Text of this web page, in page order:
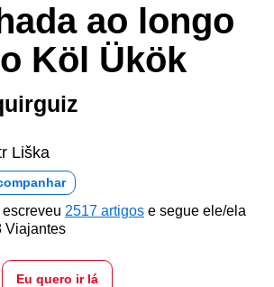
ao longo
Köl Ükök
Liška
escreveu 2517 artigos e segue ele/ela
Viajantes
Eu quero ir lá